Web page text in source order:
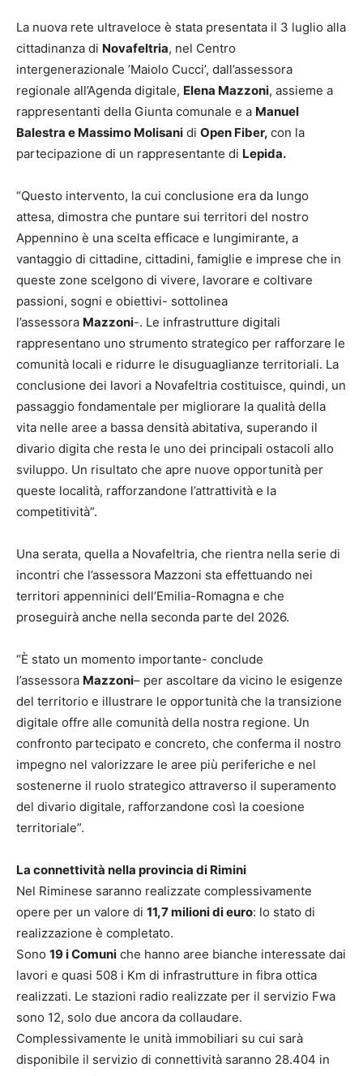
La nuova rete ultraveloce è stata presentata il 3 luglio alla
cittadinanza di Novafeltria, nel Centro
intergenerazionale ’Maiolo Cucci’, dall’assessora
regionale all’Agenda digitale, Elena Mazzoni, assieme a
rappresentanti della Giunta comunale e a Manuel
Balestra e Massimo Molisani di Open Fiber, con la
partecipazione di un rappresentante di Lepida.
“Questo intervento, la cui conclusione era da lungo
attesa, dimostra che puntare sui territori del nostro
Appennino è una scelta efficace e lungimirante, a
vantaggio di cittadine, cittadini, famiglie e imprese che in
queste zone scelgono di vivere, lavorare e coltivare
passioni, sogni e obiettivi- sottolinea
l’assessora Mazzoni-. Le infrastrutture digitali
rappresentano uno strumento strategico per rafforzare le
comunità locali e ridurre le disuguaglianze territoriali. La
conclusione dei lavori a Novafeltria costituisce, quindi, un
passaggio fondamentale per migliorare la qualità della
vita nelle aree a bassa densità abitativa, superando il
divario digita che resta le uno dei principali ostacoli allo
sviluppo. Un risultato che apre nuove opportunità per
queste località, rafforzandone l’attrattività e la
competitività”.
Una serata, quella a Novafeltria, che rientra nella serie di
incontri che l’assessora Mazzoni sta effettuando nei
territori appenninici dell’Emilia-Romagna e che
proseguirà anche nella seconda parte del 2026.
“È stato un momento importante- conclude
l’assessora Mazzoni– per ascoltare da vicino le esigenze
del territorio e illustrare le opportunità che la transizione
digitale offre alle comunità della nostra regione. Un
confronto partecipato e concreto, che conferma il nostro
impegno nel valorizzare le aree più periferiche e nel
sostenerne il ruolo strategico attraverso il superamento
del divario digitale, rafforzandone così la coesione
territoriale”.
La connettività nella provincia di Rimini
Nel Riminese saranno realizzate complessivamente
opere per un valore di 11,7 milioni di euro: lo stato di
realizzazione è completato.
Sono 19 i Comuni che hanno aree bianche interessate dai
lavori e quasi 508 i Km di infrastrutture in fibra ottica
realizzati. Le stazioni radio realizzate per il servizio Fwa
sono 12, solo due ancora da collaudare.
Complessivamente le unità immobiliari su cui sarà
disponibile il servizio di connettività saranno 28.404 in